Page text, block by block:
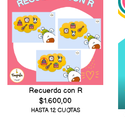
Recuerda con R
$1.600,00
HASTA 12 CUOTAS